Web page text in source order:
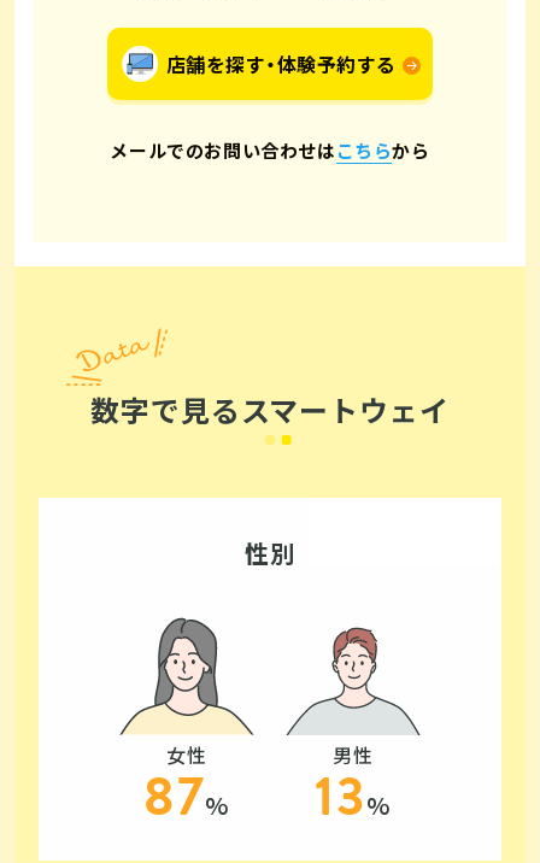
店舗を探す・体験予約する
メールでのお問い合わせはこちらから
数字で見るスマートウェイ
性別
女性
87%
男性
13%